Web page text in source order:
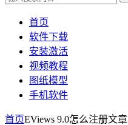
首页
软件下载
安装激活
视频教程
图纸模型
手机软件
首页EViews 9.0怎么注册文章